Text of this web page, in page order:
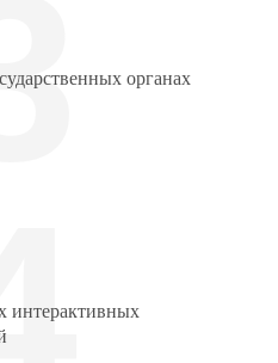
органах
интерактивных